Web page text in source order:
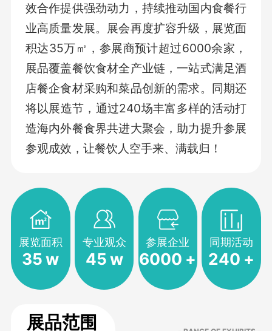
效合作提供强劲动力，持续推动国内食餐行
业高质量发展。展会再度扩容升级，展览面
积达35万㎡，参展商预计超过6000余家，
展品覆盖餐饮食材全产业链，一站式满足酒
店餐企食材采购和菜品创新的需求。同期还
将以展造节，通过240场丰富多样的活动打
造海内外餐食界共进大聚会，助力提升参展
参观成效，让餐饮人空手来、满载归！
展览面积
35 w
专业观众
45w
参展企业
6000 +
同期活动
240 +
展品范围